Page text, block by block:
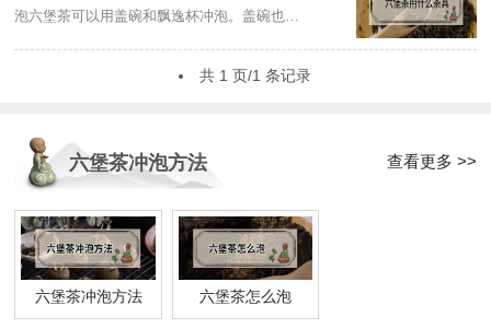
共 1 页/1 条记录
六堡茶冲泡方法 查看更多 >>
六堡茶冲泡方法 六堡茶怎么泡